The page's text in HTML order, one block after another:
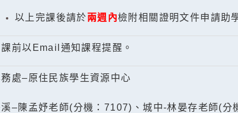
以上完課後請於兩週內檢附相關證明文件申請助
前以Email通知課程提醒。
處–原住民族學生資源中心
–陳孟妤老師(分機：7107)、城中-林晏存老師(分